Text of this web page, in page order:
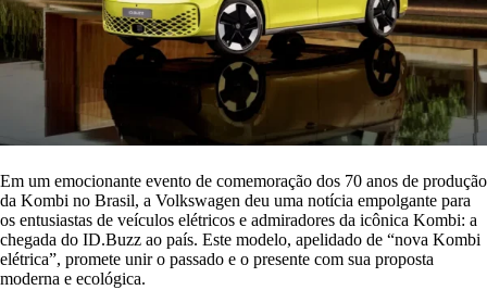
Em um emocionante evento de comemoração dos 70 anos de produção
da Kombi no Brasil, a Volkswagen deu uma notícia empolgante para
os entusiastas de veículos elétricos e admiradores da icônica Kombi: a
chegada do ID.Buzz ao país. Este modelo, apelidado de “nova Kombi
elétrica”, promete unir o passado e o presente com sua proposta
moderna e ecológica.